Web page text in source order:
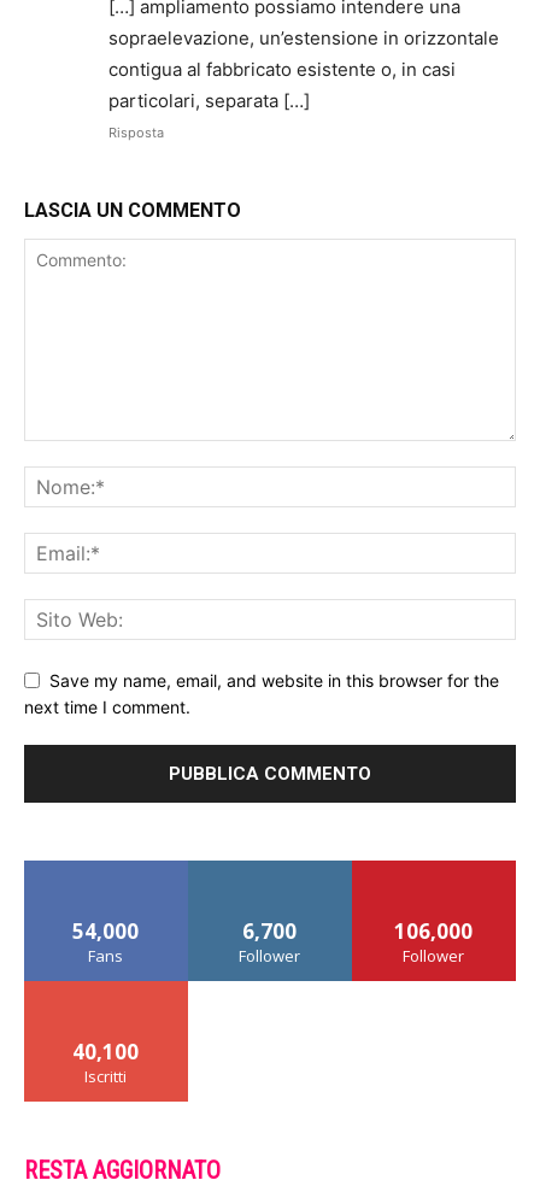
[…] ampliamento possiamo intendere una
sopraelevazione, un’estensione in orizzontale
contigua al fabbricato esistente o, in casi
particolari, separata […]
Risposta
LASCIA UN COMMENTO
Save my name, email, and website in this browser for the
next time I comment.
54,000
Fans
6,700
Follower
106,000
Follower
40,100
Iscritti
RESTA AGGIORNATO